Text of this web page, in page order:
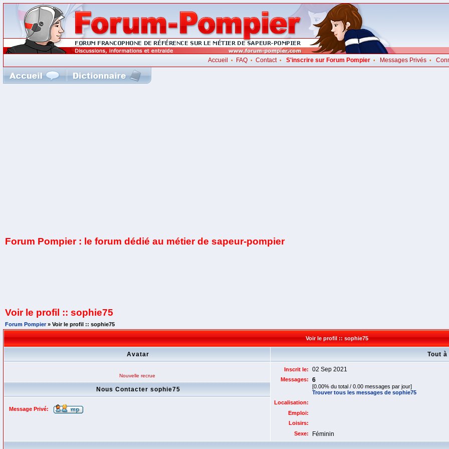
Accueil • FAQ• Contact• S'inscrire sur Forum Pompier• Messages Privés•
Forum Pompier : le forum dédié au métier de sapeur-pompier
Voir le profil :: sophie75
Forum Pompier» Voir le profil :: sophie75
Voir le profil :: sophie75
Avatar Tout
Nouvelle recrue
Inscrit le: 02 Sep 2021
Messages: 6
[0.00% du total / 0.00 messages par jour]
Trouver tous les messages de sophie75
Localisation:
Emploi:
Loisirs:
Sexe:
Féminin
Nous Contacter sophie75
Message Privé: